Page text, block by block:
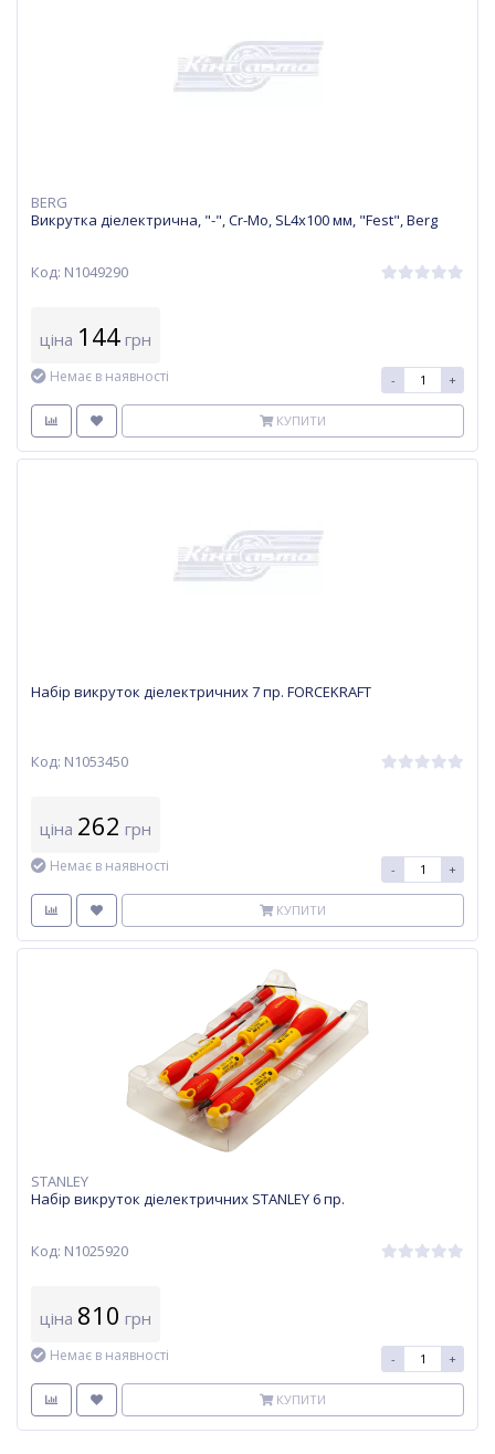
BERG
Викрутка діелектрична, "-", Cr-Mo, SL4x100 мм, "Fest", Berg
Код: N1049290
ціна 144 грн
Немає в наявності - +
КУПИТИ
Набір викруток діелектричних 7 пр. FORCEKRAFT
Код: N1053450
ціна 262 грн
Немає в наявності - +
КУПИТИ
STANLEY
Набір викруток діелектричних STANLEY 6 пр.
Код: N1025920
ціна 810 грн
Немає в наявності - +
КУПИТИ